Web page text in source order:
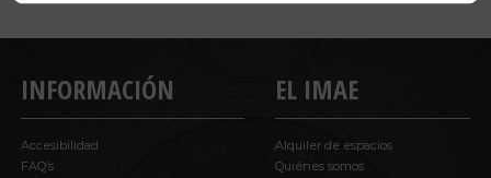
INFORMACIÓN
Accesibilidad
FAQ’s
EL IMAE
Alquiler de espacios
Quiénes somos